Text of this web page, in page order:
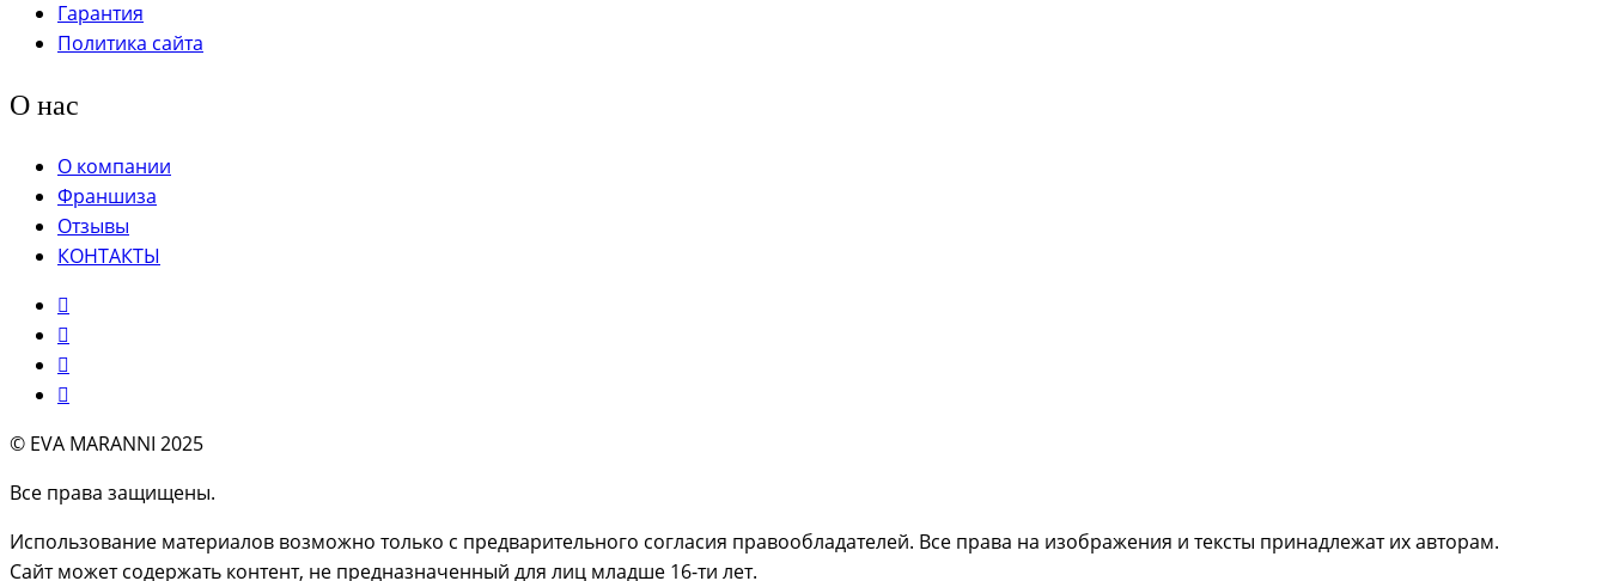
Гарантия
Политика сайта
О нас
О компании
Франшиза
Отзывы
КОНТАКТЫ
© EVA MARANNI 2025
Все права защищены.
Использование материалов возможно только с предварительного согласия правообладателей. Все права на изображения и тексты принадлежат их авторам.
Сайт может содержать контент, не предназначенный для лиц младше 16-ти лет.